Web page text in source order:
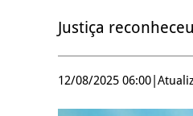
Justiça
12/08/2025 06:00